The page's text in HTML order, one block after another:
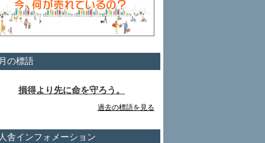
の標語
損得より先に命を守ろう。
過去の標語を見る
舎インフォメーション